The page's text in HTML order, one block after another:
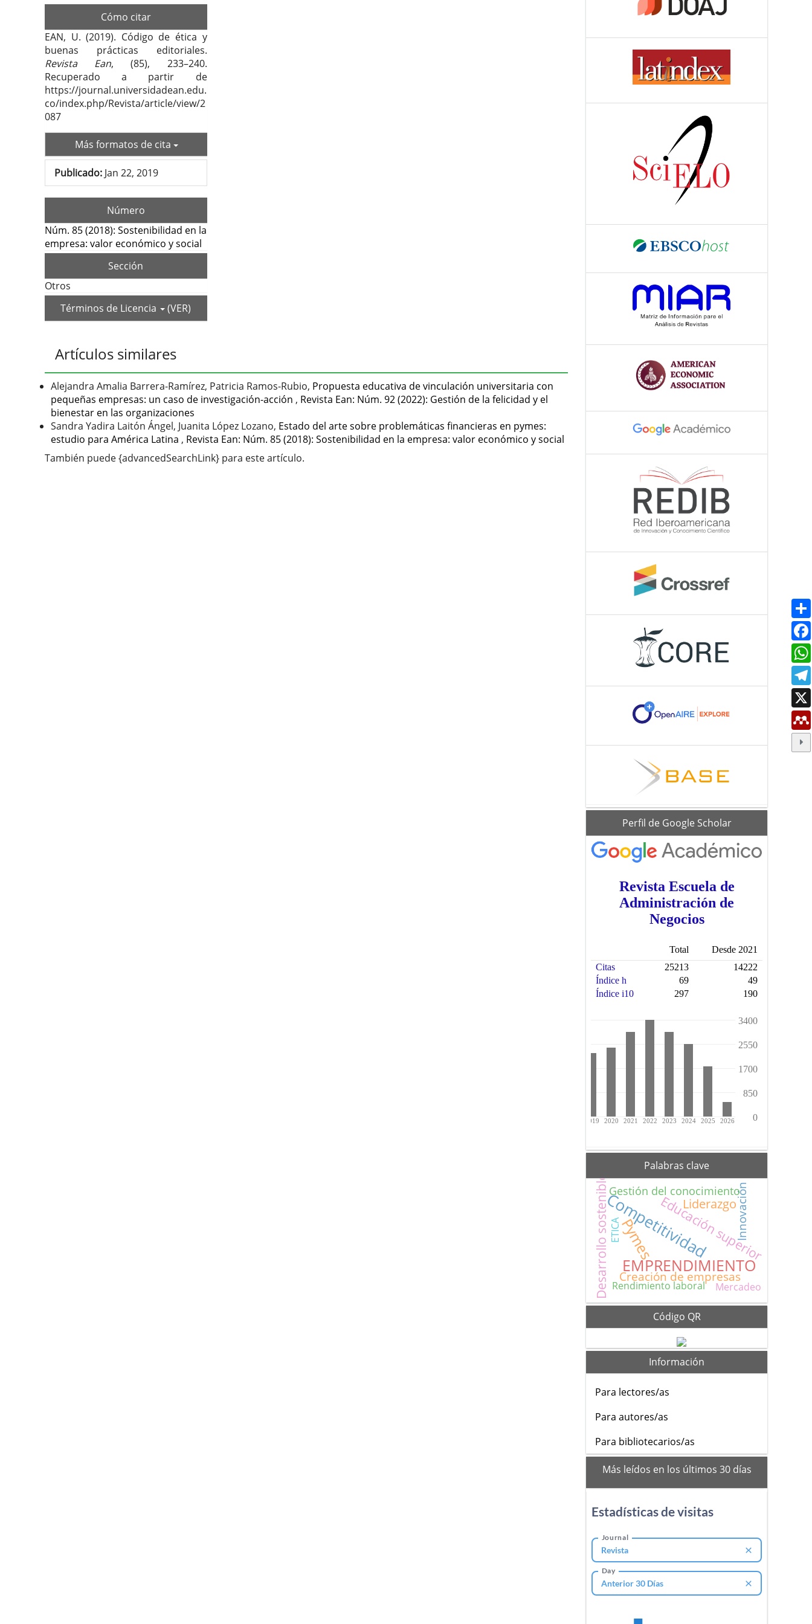
Cómo citar
EAN, U. (2019). Código de ética y
buenas prácticas editoriales.
Revista Ean, (85), 233–240.
Recuperado a partir de
https://journal.universidadean.edu.
co/index.php/Revista/article/view/2
087
Más formatos de cita
Publicado: Jan 22, 2019
Número
Núm. 85 (2018): Sostenibilidad en la
empresa: valor económico y social
Sección
Otros
Términos de Licencia
(VER)
Artículos similares
Alejandra Amalia Barrera-Ramírez, Patricia Ramos-Rubio, Propuesta educativa de vinculación universitaria con
pequeñas empresas: un caso de investigación-acción , Revista Ean: Núm. 92 (2022): Gestión de la felicidad y el
bienestar en las organizaciones
Sandra Yadira Laitón Ángel, Juanita López Lozano, Estado del arte sobre problemáticas financieras en pymes:
estudio para América Latina , Revista Ean: Núm. 85 (2018): Sostenibilidad en la empresa: valor económico y social
También puede {advancedSearchLink} para este artículo.
scholarPerfil de Google Scholar
Palabras clave
Competitividad
EMPRENDIMIENTO
Pymes
Desarrollo sostenible Educación superior
Liderazgo
Creación de empresas
Innovación
Gestión del conocimiento
Rendimiento laboral Mercadeo
ETICA
Código QR
Información
Para lectores/as
Para autores/as
Para bibliotecarios/as
mas_vistos
Más leídos en los últimos 30 días